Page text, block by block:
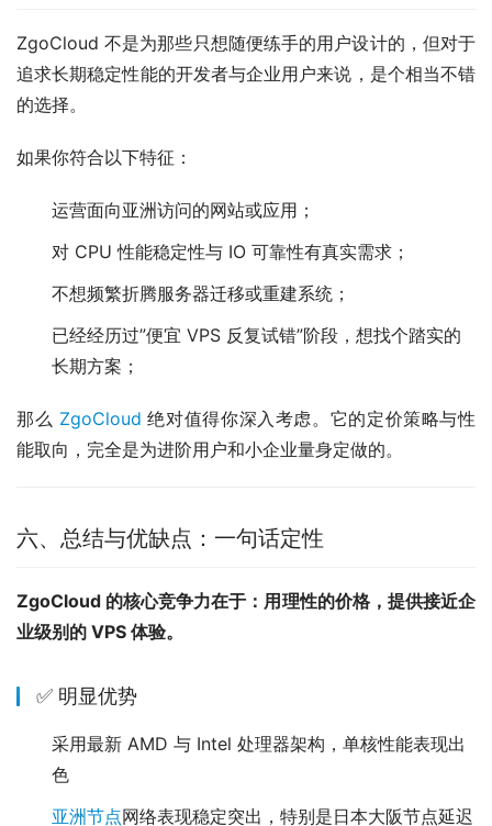
ZgoCloud 不是为那些只想随便练手的用户设计的，但对于
追求长期稳定性能的开发者与企业用户来说，是个相当不错
的选择。
如果你符合以下特征：
运营面向亚洲访问的网站或应用；
对 CPU 性能稳定性与 IO 可靠性有真实需求；
不想频繁折腾服务器迁移或重建系统；
已经经历过”便宜 VPS 反复试错”阶段，想找个踏实的
长期方案；
那么 ZgoCloud 绝对值得你深入考虑。它的定价策略与性
能取向，完全是为进阶用户和小企业量身定做的。
六、总结与优缺点：一句话定性
ZgoCloud 的核心竞争力在于：用理性的价格，提供接近企
业级别的 VPS 体验。
✅ 明显优势
采用最新 AMD 与 Intel 处理器架构，单核性能表现出
色
亚洲节点网络表现稳定突出，特别是日本大阪节点延迟